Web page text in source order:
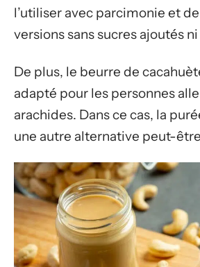
l’utiliser avec parcimonie et
versions sans sucres ajoutés
De plus, le beurre de
adapté pour les personnes
arachides. Dans ce cas, la
une autre alternative peut-